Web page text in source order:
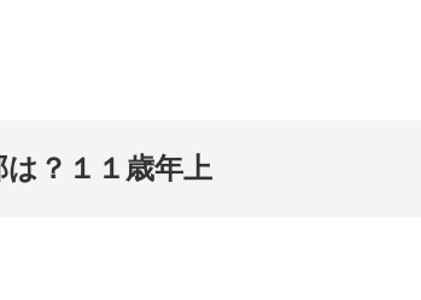
？１１歳年上